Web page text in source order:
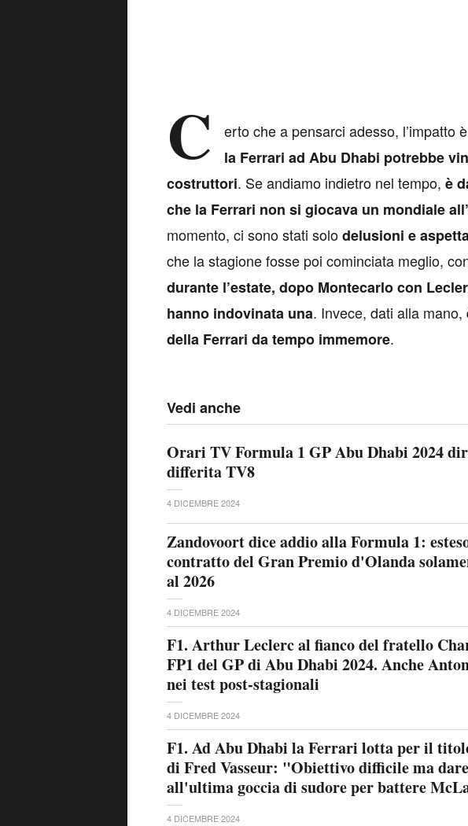
C erto che a pensarci adesso, l’impatto
la Ferrari ad Abu Dhabi potrebbe
costruttori. Se andiamo indietro nel tempo, è
che la Ferrari non si giocava un mondiale
momento, ci sono stati solodelusioni e
che la stagione fosse poi cominciata meglio,
durante l’estate, dopo Montecarlo con
hanno indovinata una. Invece, dati alla mano,
della Ferrari da tempo immemore.
Vedi anche
Orari TV Formula 1 GP Abu Dhabi 2024
differita TV8
4 DICEMBRE 2024
Zandovoort dice addio alla Formula 1:
contratto del Gran Premio d'Olanda
al 2026
4 DICEMBRE 2024
F1. Arthur Leclerc al fianco del fratello
FP1 del GP di Abu Dhabi 2024. Anche
nei test post-stagionali
4 DICEMBRE 2024
F1. Ad Abu Dhabi la Ferrari lotta per il
di Fred Vasseur: "Obiettivo difficile ma
all'ultima goccia di sudore per battere
4 DICEMBRE 2024